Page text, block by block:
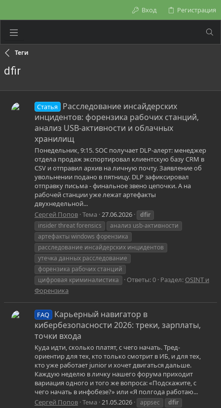
Вход Регистрация
Теги
dfir
Статья
Расследование инсайдерских
инцидентов: форензика рабочих станций,
анализ USB-активности и облачных
хранилищ
Понедельник, 9:15. SOC получает DLP-алерт: менеджер
отдела продаж экспортировал клиентскую базу CRM в
CSV и отправил архив на личную почту. Заявление об
увольнении подано в пятницу. DLP зафиксировал
отправку письма - финальное звено цепочки. А на
рабочей станции уже лежат артефакты
двухнедельной...
Сергей Попов Тема 27.06.2026
dfir
insider threat forensics
анализ usb-активности
артефакты windows форензика
расследование инсайдерских инцидентов
утечка данных расследование
форензика рабочих станций
цифровая криминалистика
Ответы: 0 Раздел: OSINT и
Форензика
FAQ
Карьерный навигатор в
кибербезопасности 2026: треки, зарплаты,
точки входа
Куда идти, сколько платят, с чего начать. Тред-
ориентир для тех, кто только смотрит в ИБ, и для тех,
кто уже работает junior и хочет двигаться дальше.
Каждую неделю в личку нашего форума приходит
вариация одного и того же вопроса: «Подскажите, с
чего начать в инфобезе?» или «Я полгода работаю...
Сергей Попов Тема 21.05.2026 appsec
dfir